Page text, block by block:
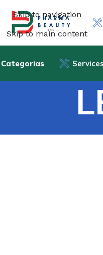
Skip to navigation
Skip to main content
Categorias Services